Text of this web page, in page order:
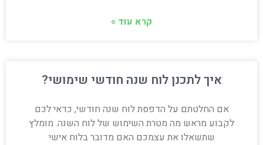
קרא עוד »
איך לתכנן לוח שנה חודשי שימושי?
אם החלטתם על הדפסת לוח שנה חודשי, כדאי לכם
לקבוע מראש מה מטרת השימוש של לוח השנה. מומלץ
שתשאלו את עצמכם האם מדובר בלוח אישי